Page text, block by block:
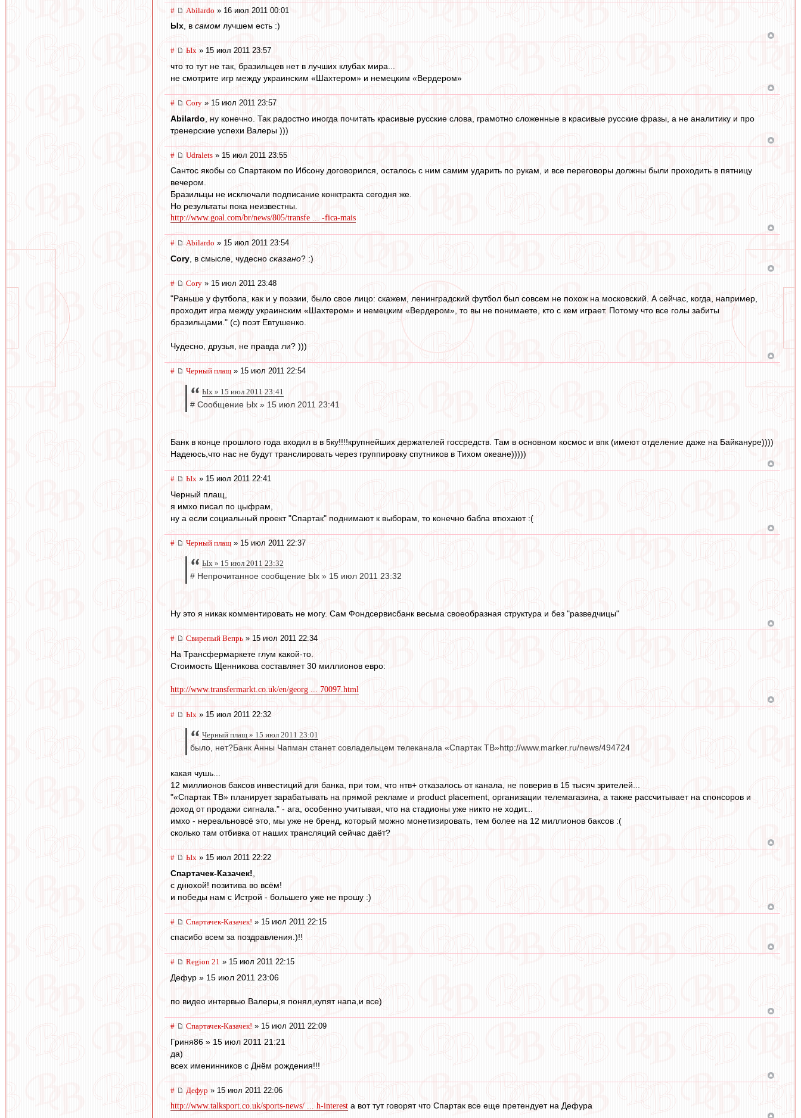
# Abilardo » 16 июл 2011 00:01
Ых, в самом лучшем есть :)
# Ых » 15 июл 2011 23:57
что то тут не так, бразильцев нет в лучших клубах мира...
не смотрите игр между украинским «Шахтером» и немецким «Вердером»
# Cory » 15 июл 2011 23:57
Abilardo , ну конечно. Так радостно иногда почитать красивые русские слова, грамотно сложенные в красивые русские фразы, а не аналитику и про
тренерские успехи Валеры )))
# Udralets » 15 июл 2011 23:55
Сантос якобы со Спартаком по Ибсону договорился, осталось с ним самим ударить по рукам, и все переговоры должны были проходить в пятницу
вечером.
Бразильцы не исключали подписание конктракта сегодня же.
Но результаты пока неизвестны.
http://www.goal.com/br/news/805/transfe ... -fica-mais
# Abilardo » 15 июл 2011 23:54
Cory , в смысле, чудесно сказано? :)
# Cory » 15 июл 2011 23:48
"Раньше у футбола, как и у поэзии, было свое лицо: скажем, ленинградский футбол был совсем не похож на московский. А сейчас, когда, например,
проходит игра между украинским «Шахтером» и немецким «Вердером», то вы не понимаете, кто с кем играет. Потому что все голы забиты
бразильцами." (с) поэт Евтушенко.
Чудесно, друзья, не правда ли? )))
# Черный плащ » 15 июл 2011 22:54
Ых » 15 июл 2011 23:41
# Сообщение Ых » 15 июл 2011 23:41
Банк в конце прошлого года входил в в 5ку!!!!крупнейших держателей госсредств. Там в основном космос и впк (имеют отделение даже на Байкануре))))
Надеюсь,что нас не будут транслировать через группировку спутников в Тихом океане)))))
# Ых » 15 июл 2011 22:41
Черный плащ,
я имхо писал по цыфрам,
ну а если социальный проект "Спартак" поднимают к выборам, то конечно бабла втюхают :(
# Черный плащ » 15 июл 2011 22:37
Ых » 15 июл 2011 23:32
# Непрочитанное сообщение Ых » 15 июл 2011 23:32
Ну это я никак комментировать не могу. Сам Фондсервисбанк весьма своеобразная структура и без "разведчицы"
# Свирепый Вепрь » 15 июл 2011 22:34
На Трансфермаркете глум какой-то.
Стоимость Щенникова составляет 30 миллионов евро:
http://www.transfermarkt.co.uk/en/georg ... 70097.html
# Ых » 15 июл 2011 22:32
Черный плащ » 15 июл 2011 23:01
было, нет?Банк Анны Чапман станет совладельцем телеканала «Спартак ТВ»http://www.marker.ru/news/494724
какая чушь...
12 миллионов баксов инвестиций для банка, при том, что нтв+ отказалось от канала, не поверив в 15 тысяч зрителей...
"«Спартак ТВ» планирует зарабатывать на прямой рекламе и product placement, организации телемагазина, а также рассчитывает на спонсоров и
доход от продажи сигнала." - ага, особенно учитывая, что на стадионы уже никто не ходит...
имхо - нереальновсё это, мы уже не бренд, который можно монетизировать, тем более на 12 миллионов баксов :(
сколько там отбивка от наших трансляций сейчас даёт?
# Ых » 15 июл 2011 22:22
Спартачек-Казачек!
с днюхой! позитива во всём!
и победы нам с Истрой - большего уже не прошу :)
# Спартачек-Казачек! » 15 июл 2011 22:15
спасибо всем за поздравления.)!!
# Region 21 » 15 июл 2011 22:15
Дефур » 15 июл 2011 23:06
по видео интервью Валеры,я понял,купят напа,и все)
# Спартачек-Казачек! » 15 июл 2011 22:09
Гриня86 » 15 июл 2011 21:21
да)
всех именинников с Днём рождения!!!
# Дефур » 15 июл 2011 22:06
http://www.talksport.co.uk/sports-news/ ... h-interest а вот тут говорят что Спартак все еще претендует на Дефура